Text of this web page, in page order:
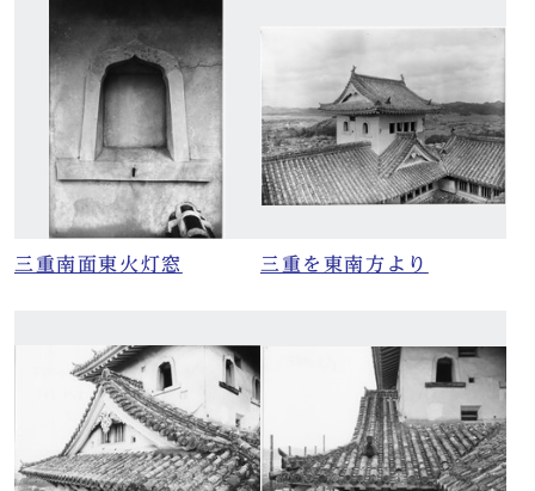
三重南面東火灯窓 三重を東南方より